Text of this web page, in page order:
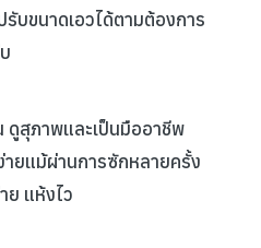
บขนาดเอวได้ตามต้องการ
ดูสุภาพและเป็นมืออาชีพ
ยแม้ผ่านการซักหลายครั้ง
ย แห้งไว